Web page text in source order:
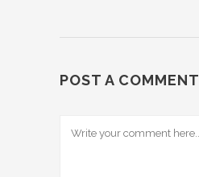
POST A COMMENT